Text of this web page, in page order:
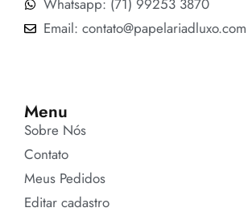
Whatsapp: (71) 99253 3870
Email: contato@papelariadluxo.com
Menu
Sobre Nós
Contato
Meus Pedidos
Editar cadastro